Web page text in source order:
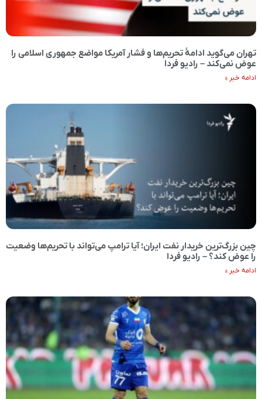
تهران می‌گوید ادامۀ تحریم‌ها و فشار آمریکا مواضع جمهوری اسلامی را
عوض نمی‌کند – رادیو فردا
ادامه خبر »
چین بزرگ‌ترین خریدار نفت ایران؛ آیا ترامپ می‌تواند با تحریم‌ها وضعیت
را عوض کند؟ – رادیو فردا
ادامه خبر »